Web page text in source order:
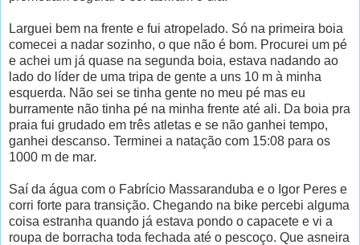
Larguei bem na frente e fui atropelado. Só na primeira boia
comecei a nadar sozinho, o que não é bom. Procurei um pé
e achei um já quase na segunda boia, estava nadando ao
lado do líder de uma tripa de gente a uns 10 m à minha
esquerda. Não sei se tinha gente no meu pé mas eu
burramente não tinha pé na minha frente até ali. Da boia pra
praia fui grudado em três atletas e se não ganhei tempo,
ganhei descanso. Terminei a natação com 15:08 para os
1000 m de mar.
Saí da água com o Fabrício Massaranduba e o Igor Peres e
corri forte para transição. Chegando na bike percebi alguma
coisa estranha quando já estava pondo o capacete e vi a
roupa de borracha toda fechada até o pescoço. Que asneira